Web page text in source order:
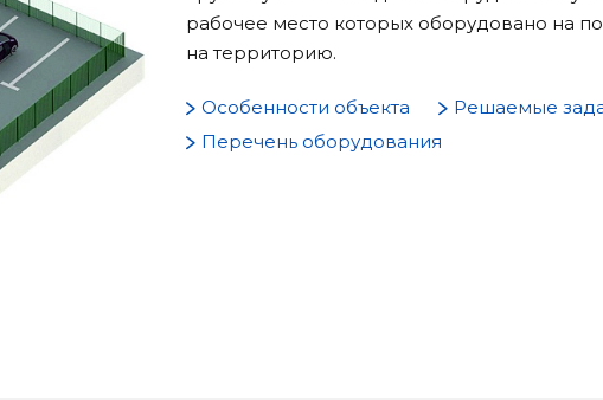
рабочее место которых оборудовано на
на территорию.
Особенности объекта Решаемые
Перечень оборудования